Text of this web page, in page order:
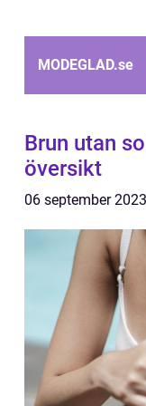
MODEGLAD.se
Brun utan
översikt
06 september 2023